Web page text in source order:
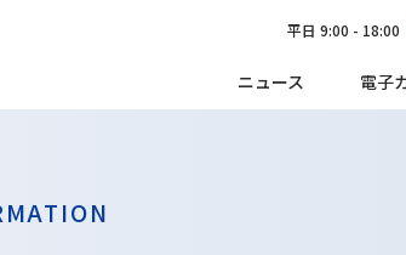
平日 9:00 - 18:00
ニュース 電子